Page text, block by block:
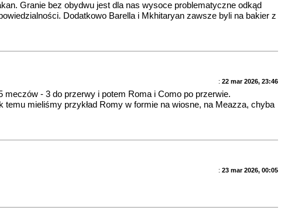
Granie bez obydwu jest dla nas wysoce problematyczne odkąd
Dodatkowo Barella i Mkhitaryan zawsze byli na bakier z
: 22 mar 2026, 23:46
meczów - 3 do przerwy i potem Roma i Como po przerwie.
mieliśmy przykład Romy w formie na wiosne, na Meazza, chyba
: 23 mar 2026, 00:05